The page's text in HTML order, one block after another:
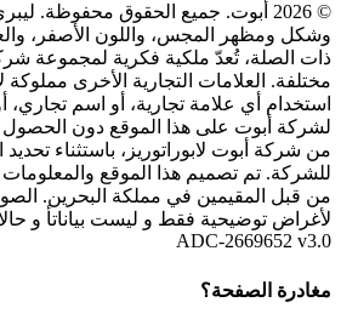
© 2026 أبوت. جميع الحقوق محفوظة.
وشكل ومظهر المجس، واللون الأصفر،
ذات الصلة، تُعدّ ملكية فكرية لمجموعة
مختلفة. العلامات التجارية الأخرى مملوكة
استخدام أي علامة تجارية، أو اسم
لشركة أبوت على هذا الموقع دون
من شركة أبوت لابوراتوريز، باستثناء تحديد
للشركة. تم تصميم هذا الموقع والمعلومات
من قبل المقيمين في مملكة البحرين. الصور
لأغراض توضيحية فقط و ليست بياناتأ و
ADC-2669652 v3.0
مغادرة الصفحة؟